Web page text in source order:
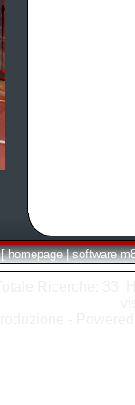
[ homepage | software